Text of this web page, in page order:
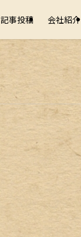
記事投稿 会社紹介